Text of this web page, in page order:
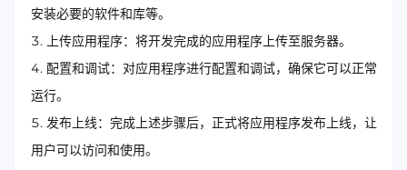
安装必要的软件和库等。
上传应用程序：将开发完成的应用程序上传至服务器。
配置和调试：对应用程序进行配置和调试，确保它可以正常
运行。
发布上线：完成上述步骤后，正式将应用程序发布上线，让
用户可以访问和使用。